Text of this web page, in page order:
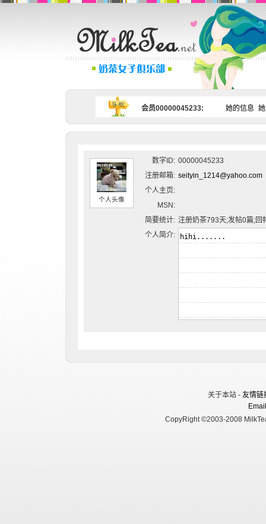
会员00000045233: 她的信息
个人头像
数字ID: 00000045233
注册邮箱: seityin_1214@yahoo.com
个人主页:
MSN:
简要统计: 注册奶茶793天;发帖0篇;回
个人简介:
关于本站 - 友情链
CopyRight ©2003-2008